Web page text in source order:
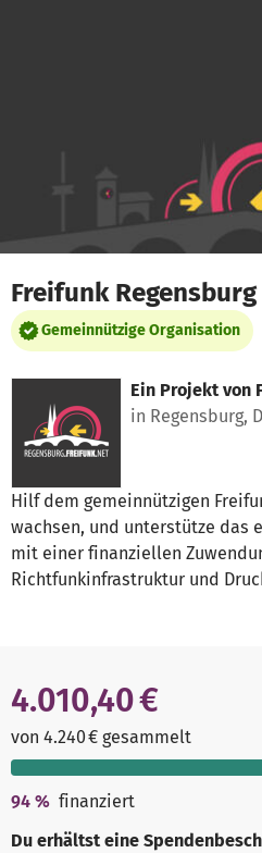
Freifunk Regensburg
Gemeinnützige Organisation
Ein Projekt von
in Regensburg,
Hilf dem gemeinnützigen
wachsen, und unterstütze das
mit einer finanziellen
Richtfunkinfrastruktur und
4.010,40 €
von 4.240 € gesammelt
94 % finanziert
Du erhältst eine